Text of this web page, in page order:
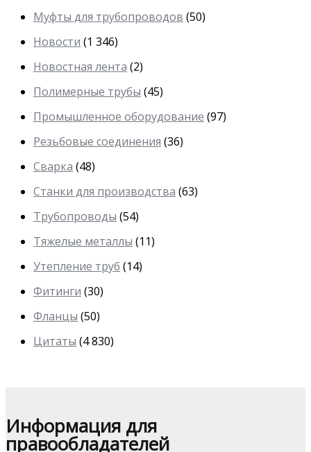
Муфты для трубопроводов (50)
Новости (1 346)
Новостная лента (2)
Полимерные трубы (45)
Промышленное оборудование (97)
Резьбовые соединения (36)
Сварка (48)
Станки для производства (63)
Трубопроводы (54)
Тяжелые металлы (11)
Утепление труб (14)
Фитинги (30)
Фланцы (50)
Цитаты (4 830)
Информация для
правообладателей